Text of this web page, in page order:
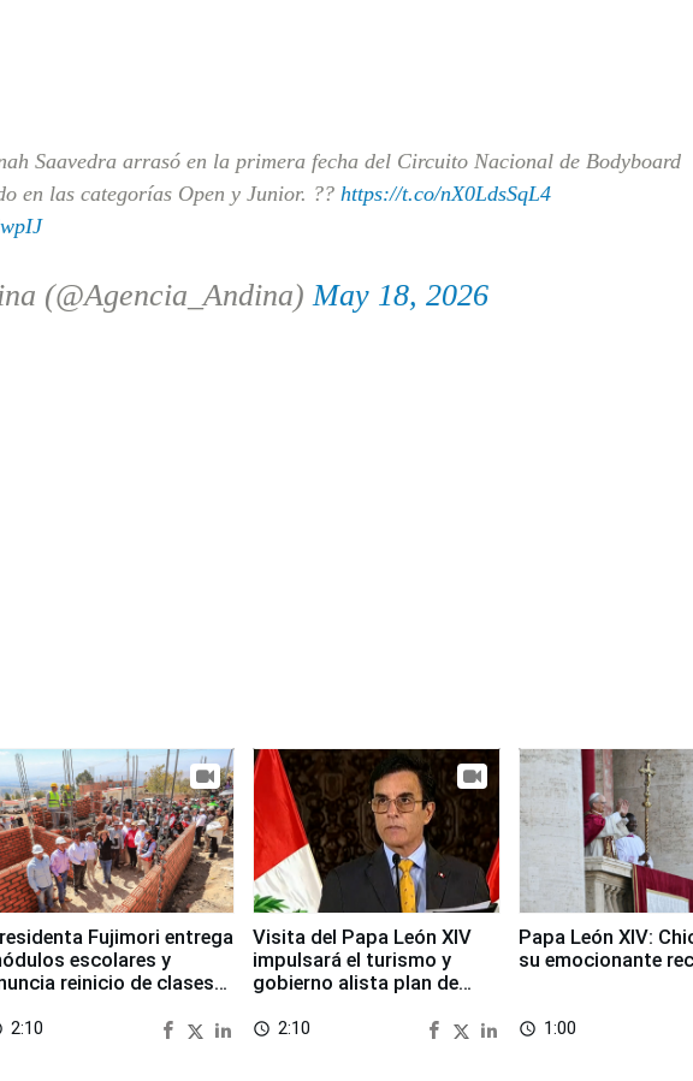
Saavedra arrasó en la primera fecha del Circuito Nacional de Bodyboard
en las categorías Open y Junior. ?? https://t.co/nX0LdsSqL4
(@Agencia_Andina)May 18, 2026
Fujimori entrega
escolares y
reinicio de clases
2:10
Visita del Papa León XIV
impulsará el turismo y
gobierno alista plan de
access_time 2:10
Papa León XIV:
su emocionante
access_time 1:00